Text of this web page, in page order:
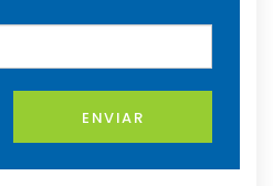
ENVIAR